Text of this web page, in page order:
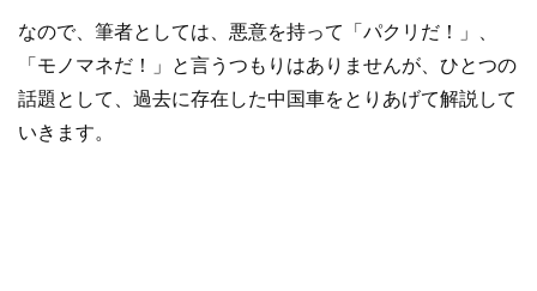
なので、筆者としては、悪意を持って「パクリだ！」、
「モノマネだ！」と言うつもりはありませんが、ひとつの
話題として、過去に存在した中国車をとりあげて解説して
いきます。